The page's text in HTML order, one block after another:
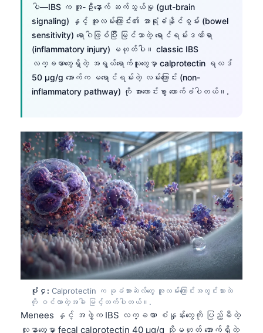
ပါ—IBS က အူ-ဦးနှောက် ဆက်သွယ်မှု (gut-brain
signaling) နှင့် အူလမ်းကြောင်း၏ အာရုံခံနိုင်စွမ်း (bowel
sensitivity) ရောဂါဖြစ်ပြီး မြင်သာတဲ့ ရောင်ရမ်းဒဏ်ရာ
(inflammatory injury) မဟုတ်ပါ။ classic IBS
လက္ခဏာတွေရှိတဲ့ အရွယ်ရောက်သူတွေမှာ calprotectin ရလဒ်
50 µg/g အောက်က မရောင်ရမ်းတဲ့ လမ်းကြောင်း (non-
inflammatory pathway) ကို အားကောင်းစွာ ထောက်ခံပါတယ်။.
ပုံ ၄: Calprotectin က ခုခံအားဆဲလ်တွေ အူလမ်းကြောင်းအတွင်းသားထဲ
ကို ဝင်လာတဲ့အခါ မြင့်တက်ပါတယ်။.
Menees နှင့် အဖွဲ့က IBS လက္ခဏာ စံနှုန်းတွေကို ပြည့်မီတဲ့
လူနာတွေမှာ fecal calprotectin 40 µg/g သို့မဟုတ် အောက်ရှိတဲ့